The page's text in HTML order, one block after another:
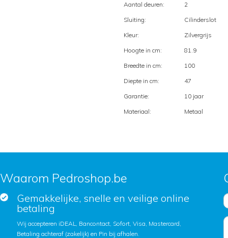
Aantal deuren:
2
Sluiting:
Cilinderslot
Kleur:
Zilvergrijs
Hoogte in cm:
81.9
Breedte in cm:
100
Diepte in cm:
47
Garantie:
10 jaar
Materiaal:
Metaal
Waarom Pedroshop.be
Gemakkelijke, snelle en veilige online
betaling
Wij accepteren iDEAL, Bancontact, Sofort, Visa, Mastercard,
Betaling achteraf (zakelijk) en Pin bij afhalen.